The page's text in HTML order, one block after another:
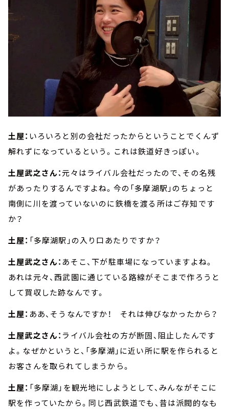
土屋： いろいろと別の会社だったからということでくんず
解れずになっているという。これは鉄道好きっぽい。
土屋武之さん：元々はライバル会社だったので、その名残
があったりするんですよね。今の「多摩湖駅」のちょっと
南側に川を渡っていないのに鉄橋を渡る所はご存知です
か？
土屋： 「多摩湖駅」の入り口あたりですか？
土屋武之さん： あそこ、下が駐車場になっていますよね。
あれは元々、西武園に通じている路線がそこまで作ろうと
して買収した跡なんです。
土屋： ああ、そうなんですか！ それは伸びなかったから？
土屋武之さん： ライバル会社の方が断固、阻止したんです
よ。なぜかというと、「多摩湖」に近い所に駅を作られると
お客さんを取られてしまうから。
土屋： 「多摩湖」を観光地にしようとして、みんながそこに
駅を作っていたから。同じ西武鉄道でも、昔は派閥的なも